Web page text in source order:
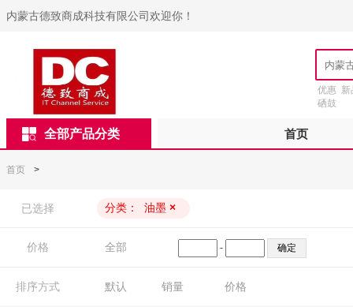
内蒙古德致商成科技有限公司欢迎你！
优惠 新
硒鼓
全部产品分类 首页
首页 >
已选择 分类： 油墨 ×
价格 全部 -
排序方式 默认 销量 价格